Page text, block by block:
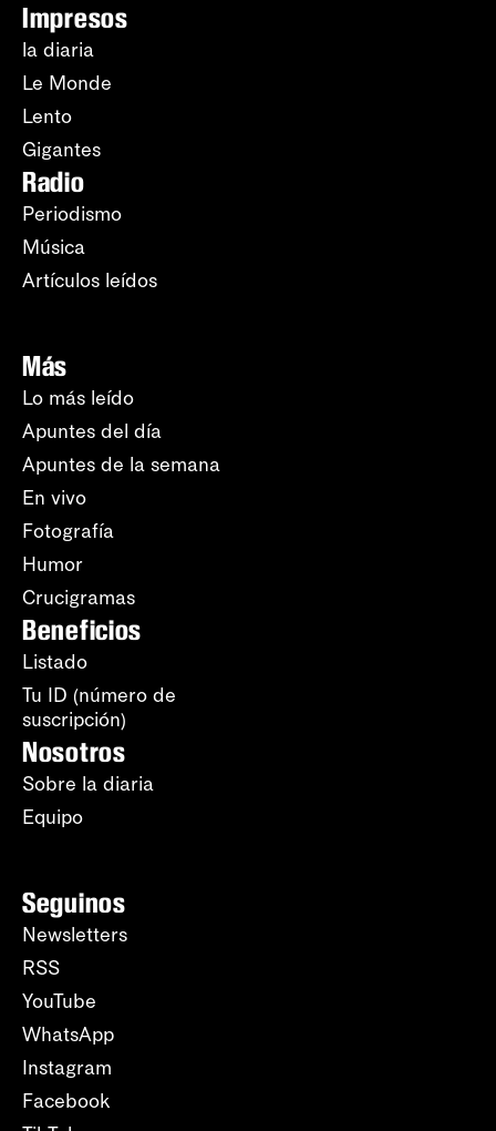
Impresos
la diaria
Le Monde
Lento
Gigantes
Radio
Periodismo
Música
Artículos leídos
Más
Lo más leído
Apuntes del día
Apuntes de la semana
En vivo
Fotografía
Humor
Crucigramas
Beneficios
Listado
Tu ID (número de
suscripción)
Nosotros
Sobre la diaria
Equipo
Seguinos
Newsletters
RSS
YouTube
WhatsApp
Instagram
Facebook